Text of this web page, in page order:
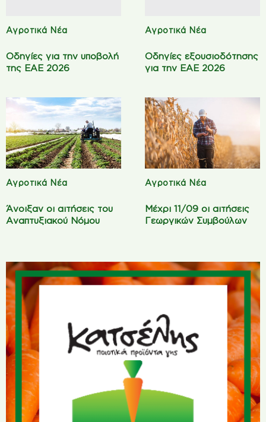
Αγροτικά Νέα
Οδηγίες για την υποβολή
της ΕΑΕ 2026
Αγροτικά Νέα
Οδηγίες εξουσιοδότησης
για την ΕΑΕ 2026
Αγροτικά Νέα
Άνοιξαν οι αιτήσεις του
Αναπτυξιακού Νόμου
Αγροτικά Νέα
Μέχρι 11/09 οι αιτήσεις
Γεωργικών Συμβούλων